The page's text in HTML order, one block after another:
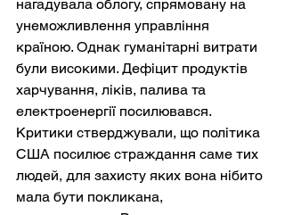
нагадувала облогу, спрямовану на
унеможливлення управління
країною. Однак гуманітарні витрати
були високими. Дефіцит продуктів
харчування, ліків, палива та
електроенергії посилювався.
Критики стверджували, що політика
США посилює страждання саме тих
людей, для захисту яких вона нібито
мала бути покликана,